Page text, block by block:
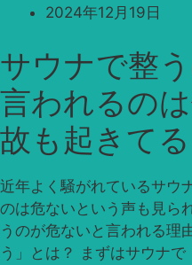
2024年12月19日
サウナで整
言われるの
故も起きて
近年よく騒がれているサウ
のは危ないという声も見ら
うのが危ないと言われる理
う」とは？ まずはサウナ